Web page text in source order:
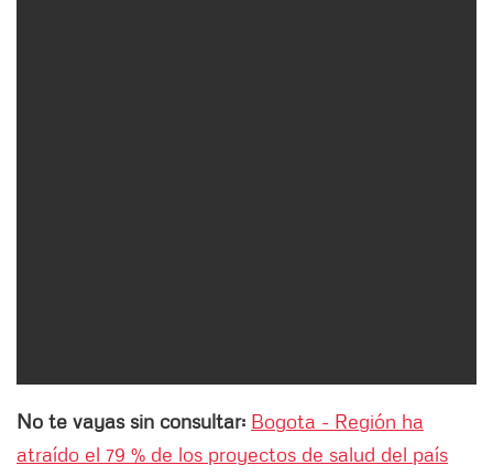
No te vayas sin consultar: Bogota - Región ha
atraído el 79 % de los proyectos de salud del país